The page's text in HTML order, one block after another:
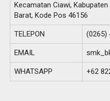
Kecamatan Ciawi,
Barat, Kode Pos 46156
TELEPON (0265)
EMAIL
WHATSAPP +62